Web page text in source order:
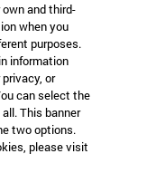
and third-
when you
purposes.
information
or
can select the
This banner
two options.
please visit